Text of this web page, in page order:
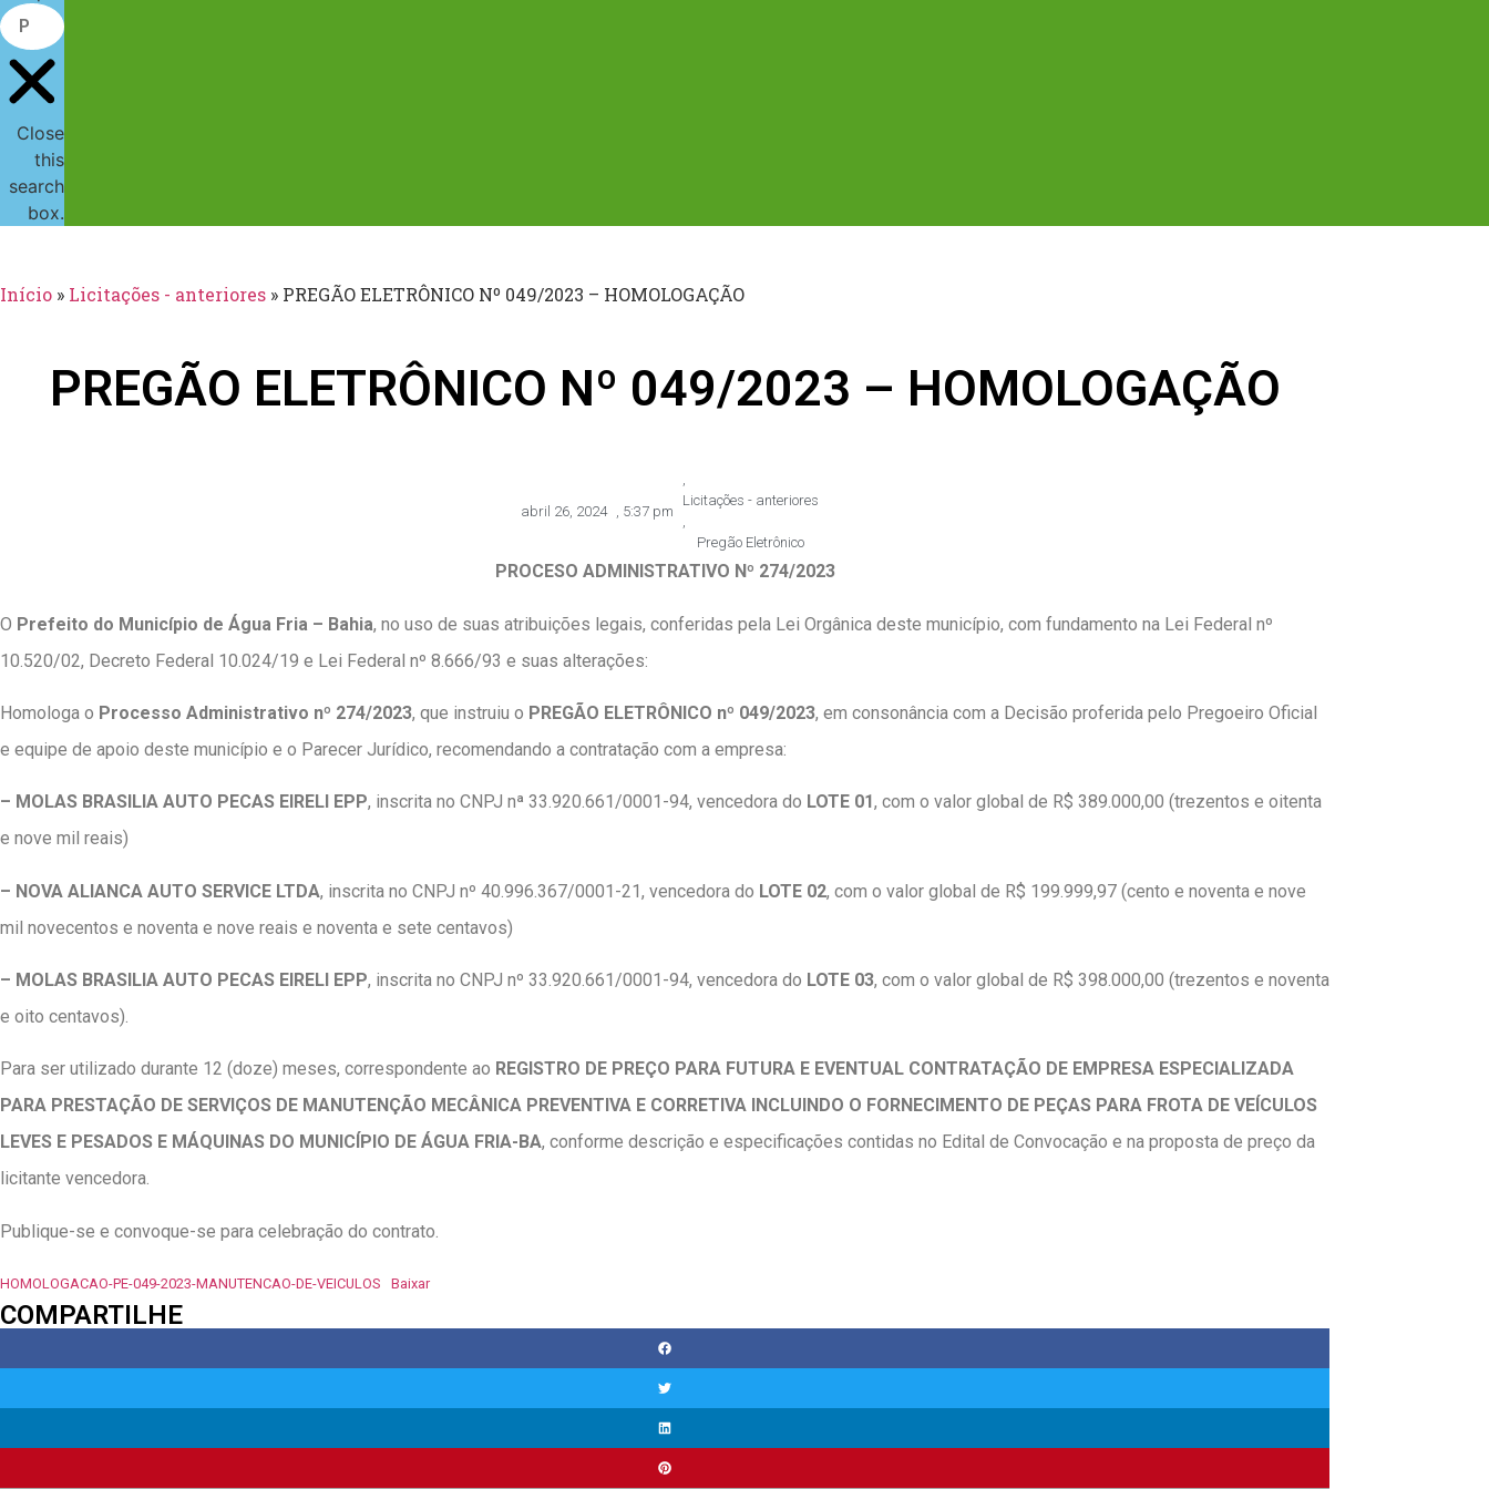
Close
this
search
box.
Início » Licitações - anteriores » PREGÃO ELETRÔNICO Nº 049/2023 – HOMOLOGAÇÃO
PREGÃO ELETRÔNICO Nº 049/2023 – HOMOLOGAÇÃO
abril 26, 2024 5:37 pm
,
Licitações - anteriores
,
Pregão Eletrônico
PROCESO ADMINISTRATIVO Nº 274/2023
O Prefeito do Município de Água Fria – Bahia, no uso de suas atribuições legais, conferidas pela Lei Orgânica deste município, com fundamento na Lei Federal nº
10.520/02, Decreto Federal 10.024/19 e Lei Federal nº 8.666/93 e suas alterações:
Homologa o Processo Administrativo nº 274/2023, que instruiu o PREGÃO ELETRÔNICO nº 049/2023, em consonância com a Decisão proferida pelo Pregoeiro Oficial
e equipe de apoio deste município e o Parecer Jurídico, recomendando a contratação com a empresa:
– MOLAS BRASILIA AUTO PECAS EIRELI EPP, inscrita no CNPJ nª 33.920.661/0001-94, vencedora do LOTE 01, com o valor global de R$ 389.000,00 (trezentos e oitenta
e nove mil reais)
– NOVA ALIANCA AUTO SERVICE LTDA, inscrita no CNPJ nº 40.996.367/0001-21, vencedora do LOTE 02, com o valor global de R$ 199.999,97 (cento e noventa e nove
mil novecentos e noventa e nove reais e noventa e sete centavos)
– MOLAS BRASILIA AUTO PECAS EIRELI EPP, inscrita no CNPJ nº 33.920.661/0001-94, vencedora do LOTE 03, com o valor global de R$ 398.000,00 (trezentos e noventa
e oito centavos).
Para ser utilizado durante 12 (doze) meses, correspondente ao REGISTRO DE PREÇO PARA FUTURA E EVENTUAL CONTRATAÇÃO DE EMPRESA ESPECIALIZADA
PARA PRESTAÇÃO DE SERVIÇOS DE MANUTENÇÃO MECÂNICA PREVENTIVA E CORRETIVA INCLUINDO O FORNECIMENTO DE PEÇAS PARA FROTA DE VEÍCULOS
LEVES E PESADOS E MÁQUINAS DO MUNICÍPIO DE ÁGUA FRIA-BA, conforme descrição e especificações contidas no Edital de Convocação e na proposta de preço da
licitante vencedora.
Publique-se e convoque-se para celebração do contrato.
HOMOLOGACAO-PE-049-2023-MANUTENCAO-DE-VEICULOS Baixar
COMPARTILHE